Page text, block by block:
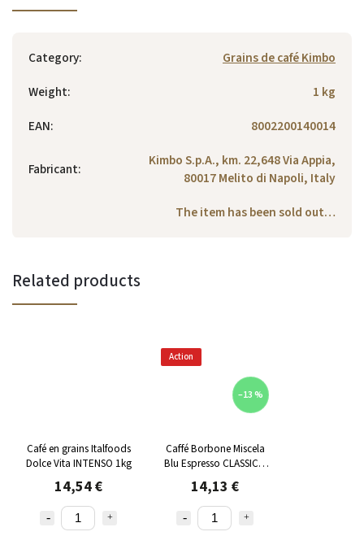
Category:
Grains de café Kimbo
Weight:
1 kg
EAN: 8002200140014
Fabricant:
Kimbo S.p.A., km. 22,648 Via Appia,
80017 Melito di Napoli, Italy
The item has been sold out…
Related products
Café en grains Italfoods
Dolce Vita INTENSO 1kg
14,54 €
Action
–13 %
Caffé Borbone Miscela
Blu Espresso CLASSICO
café en grains 1 kg
14,13 €